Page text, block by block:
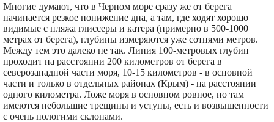
Многие думают, что в Черном море сразу же от берега
начинается резкое понижение дна, а там, где ходят хорошо
видимые с пляжа глиссеры и катера (примерно в 500-1000
метрах от берега), глубины измеряются уже сотнями метров.
Между тем это далеко не так. Линия 100-метровых глубин
проходит на расстоянии 200 километров от берега в
северозападной части моря, 10-15 километров - в основной
части и только в отдельных районах (Крым) - на расстоянии
одного километра. Ложе моря в основном ровное, но там
имеются небольшие трещины и уступы, есть и возвышенности
с очень пологими склонами.